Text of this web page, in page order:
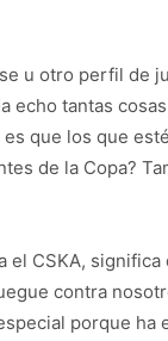
u otro perfil de
echo tantas
que los que
de la Copa?
el CSKA,
contra
porque ha